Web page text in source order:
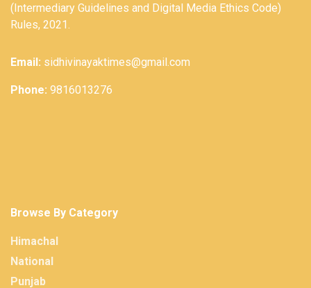
(Intermediary Guidelines and Digital Media Ethics Code)
Rules, 2021.
Email: sidhivinayaktimes@gmail.com
Phone: 9816013276
Browse By Category
Himachal
National
Punjab